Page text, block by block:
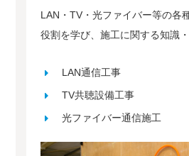
LAN・TV・光ファイバー等の各
役割を学び、施工に関する知識
LAN通信工事
TV共聴設備工事
光ファイバー通信施工